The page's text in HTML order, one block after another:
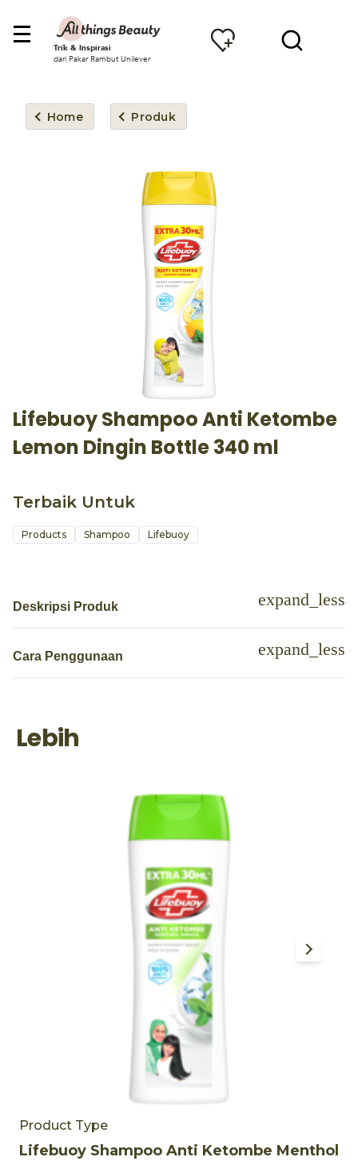
Trik & Inspirasi
dari Pakar Rambut Unilever
Home Produk
Lifebuoy Shampoo Anti Ketombe
Lemon Dingin Bottle 340 ml
Terbaik Untuk
Products Shampoo Lifebuoy
Deskripsi Produk
Cara Penggunaan
Lebih
Product Type
Lifebuoy Shampoo Anti Ketombe Menthol